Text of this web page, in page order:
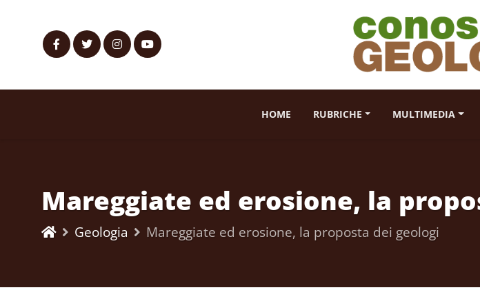
HOME RUBRICHE MULTIMEDIA
Mareggiate ed erosione, la
Geologia Mareggiate ed erosione, la proposta dei geologi